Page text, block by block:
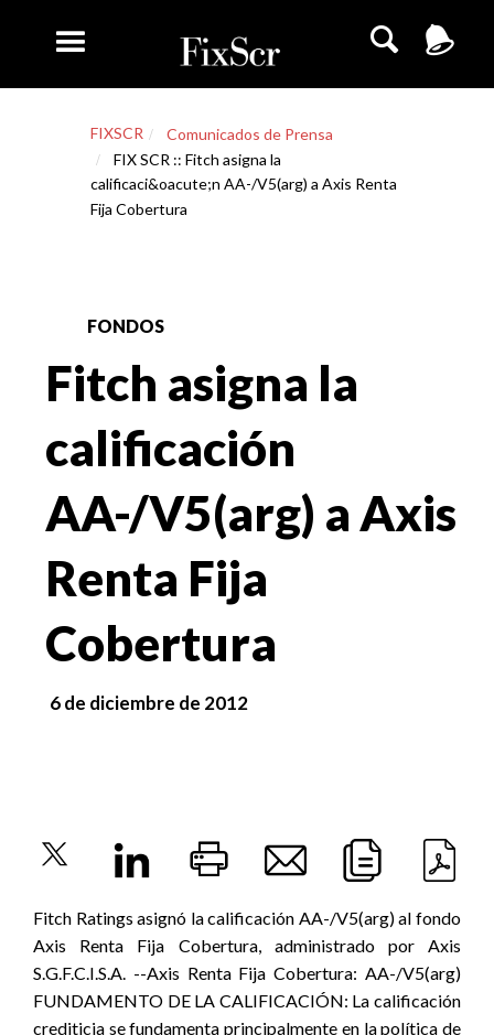
FIXSCR
Comunicados de Prensa
FIX SCR :: Fitch asigna la
calificaci&oacute;n AA-/V5(arg) a Axis Renta
Fija Cobertura
FONDOS
Fitch asigna la
calificación
AA-/V5(arg) a Axis
Renta Fija
Cobertura
6 de diciembre de 2012
Fitch Ratings asignó la calificación AA-/V5(arg) al fondo
Axis Renta Fija Cobertura, administrado por Axis
S.G.F.C.I.S.A. --Axis Renta Fija Cobertura: AA-/V5(arg)
FUNDAMENTO DE LA CALIFICACIÓN: La calificación
crediticia se fundamenta principalmente en la política de